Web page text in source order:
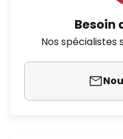
Besoin
Nos spécialistes